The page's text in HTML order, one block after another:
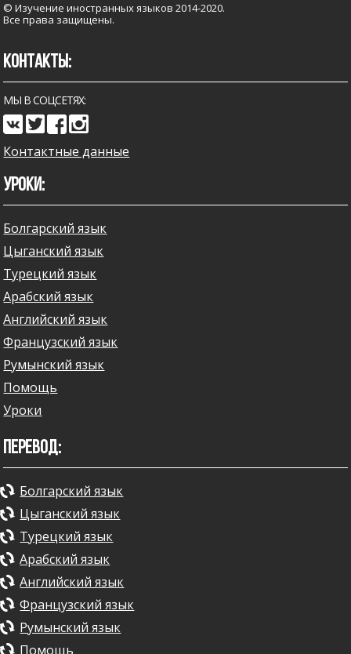
© Изучение иностранных языков 2014-2020.
Все права защищены.
УРОКИ:
Болгарский язык
Цыганский язык
Турецкий язык
Арабский язык
Английский язык
Французский язык
Румынский язык
Помощь
Уроки
ПЕРЕВОД:
Болгарский язык
Цыганский язык
Турецкий язык
Арабский язык
Английский язык
Французский язык
Румынский язык
Помощь
КОНТАКТЫ:
МЫ В СОЦСЕТЯХ:
Контактные данные